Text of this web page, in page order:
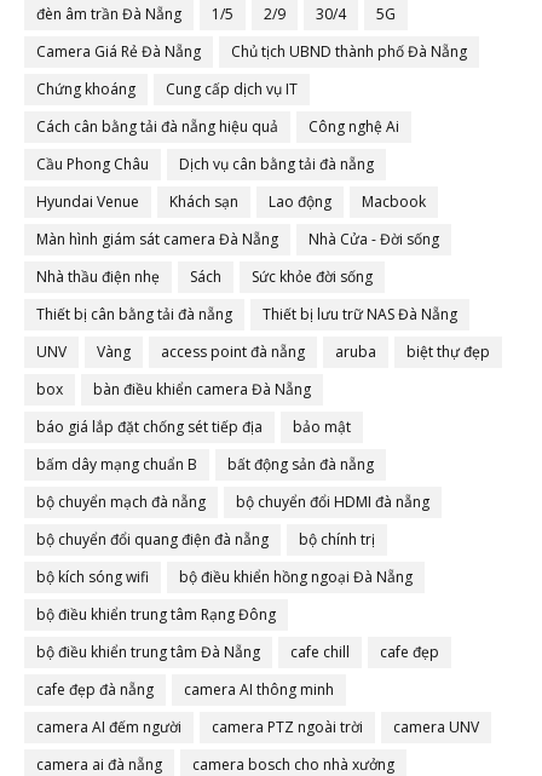
đèn âm trần Đà Nẵng
1/5 2/9 30/4
5G
Camera Giá Rẻ Đà Nẵng
Chủ tịch UBND thành phố Đà Nẵng
Chứng khoáng
Cung cấp dịch vụ IT
Cách cân bằng tải đà nẵng hiệu quả
Công nghệ Ai
Cầu Phong Châu
Dịch vụ cân bằng tải đà nẵng
Hyundai Venue
Khách sạn Lao động
Macbook
Màn hình giám sát camera Đà Nẵng
Nhà Cửa - Đời sống
Nhà thầu điện nhẹ
Sách
Sức khỏe đời sống
Thiết bị cân bằng tải đà nẵng
Thiết bị lưu trữ NAS Đà Nẵng
UNV
Vàng access point đà nẵng aruba
biệt thự đẹp
box
bàn điều khiển camera Đà Nẵng
báo giá lắp đặt chống sét tiếp địa
bảo mật
bấm dây mạng chuẩn B
bất động sản đà nẵng
bộ chuyển mạch đà nẵng
bộ chuyển đổi HDMI đà nẵng
bộ chuyển đổi quang điện đà nẵng
bộ chính trị
bộ kích sóng wifi
bộ điều khiển hồng ngoại Đà Nẵng
bộ điều khiển trung tâm Rạng Đông
bộ điều khiển trung tâm Đà Nẵng
cafe chill
cafe đẹp
cafe đẹp đà nẵng
camera AI thông minh
camera AI đếm người
camera PTZ ngoài trời
camera UNV
camera ai đà nẵng
camera bosch cho nhà xưởng